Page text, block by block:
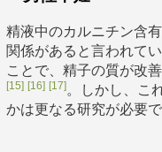
精液中のカルニチン含
関係があると言われて
ことで、精子の質が改
[15] [16] [17]。しかし、こ
かは更なる研究が必要で